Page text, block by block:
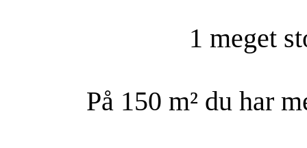
1 meget
På 150 m² du har